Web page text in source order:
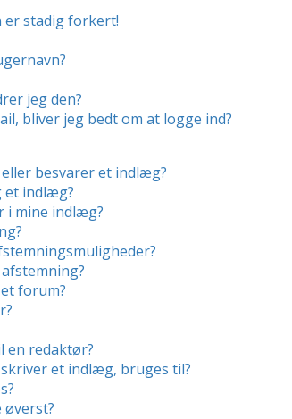
er stadig forkert!
jeg den?
bliver jeg bedt om at logge ind?
besvarer et indlæg?
et indlæg?
i mine indlæg?
forum?
redaktør?
et indlæg, bruges til?